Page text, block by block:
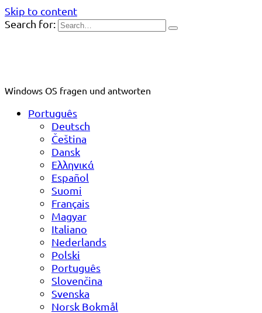
Skip to content
Search for:
Windows OS fragen und antworten
Português
Deutsch
Čeština
Dansk
Ελληνικά
Español
Suomi
Français
Magyar
Italiano
Nederlands
Polski
Português
Slovenčina
Svenska
Norsk Bokmål